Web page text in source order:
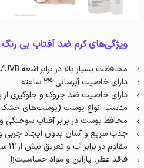
ویژگی‌های کرم ضد آفتاب بی رنگ SPF50 سانیورا:
محافظت بسیار بالا در برابر اشعه UVA/UVB
دارای خاصیت آبرسانی 24 ساعته
دارای خاصیت ضد چروک و جلوگیری از
مناسب انواع پوست (پوست‌های
محافظ پوست در برابر آفتاب سوختگی
جذب سریع و آسان بدون ایجاد چربی
مقاوم در برابر آب و تعریق بیش از 12 ساعت
فاقد عطر، پارابن و مواد حساسیت‌زا